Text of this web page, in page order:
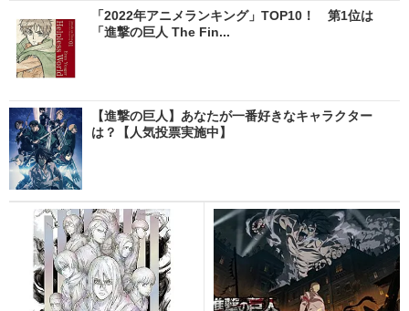
「2022年アニメランキング」TOP10！ 第1位は
「進撃の巨人 The Fin...
【進撃の巨人】あなたが一番好きなキャラクター
は？【人気投票実施中】